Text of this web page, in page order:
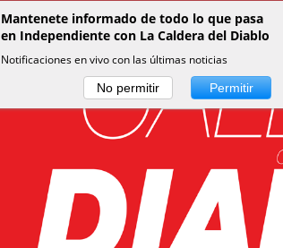
Mantenete informado de todo lo que pasa
en Independiente con La Caldera del Diablo
Notificaciones en vivo con las últimas noticias
No permitir Permitir